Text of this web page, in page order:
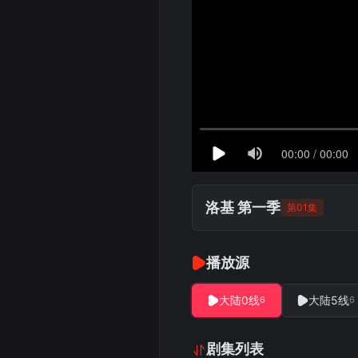
洛基 第一季 第01集
播放源
大陆0线6 大陆5线6
剧集列表